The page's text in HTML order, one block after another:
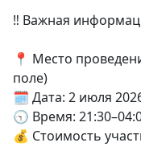
‼️ Важная
📍 Место
поле)
🗓️ Дата: 2 июля
🕤 Время:
💰 Стоимость